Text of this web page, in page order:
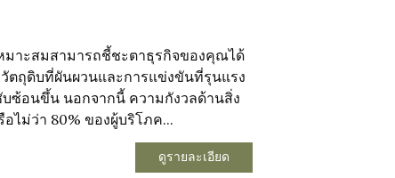
มาะสมสามารถชี้ชะตาธุรกิจของคุณได้
ตถุดิบที่ผันผวนและการแข่งขันที่รุนแรง
ซ้อนขึ้น นอกจากนี้ ความกังวลด้านสิ่ง
ไม่ว่า 80% ของผู้บริโภค...
ดูรายละเอียด